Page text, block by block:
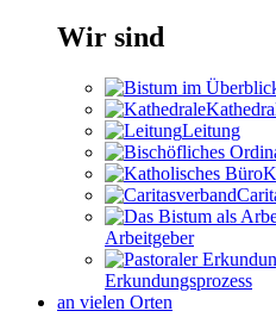
Wir sind
Leitung
Arbeitgeber
Erkundungsprozess
an vielen Orten